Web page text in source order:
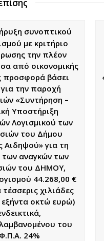
συνοπτικού
με κριτήριο
την πλέον
από οικονομικής
βάσει
για την παροχή
«Συντήρηση –
Υποστήριξη
Λογισμικού των
του Δήμου
Αιδηψού» για τη
αναγκών των
του ΔΗΜΟΥ,
44.268,00 €
χιλιάδες
εξήντα οκτώ ευρώ)
του
Φ.Π.Α. 24%